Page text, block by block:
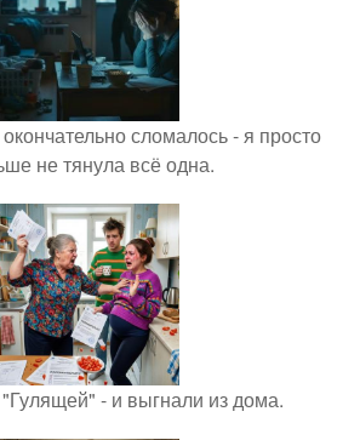
сломалось - я просто
не тянула всё одна.
- и выгнали из дома.